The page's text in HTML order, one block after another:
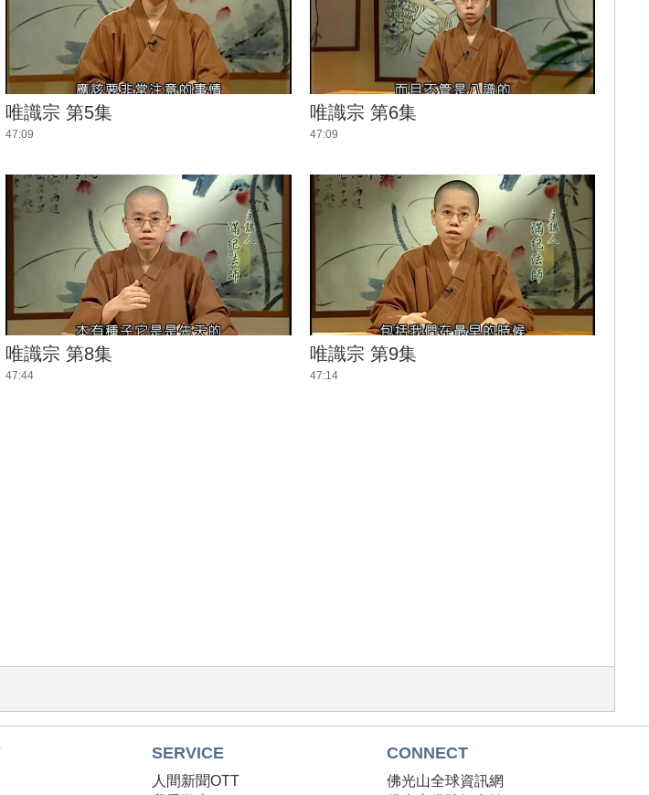
唯識宗 第5集
47:09
唯識宗 第6集
47:09
唯識宗 第8集
47:44
唯識宗 第9集
47:14
SERVICE
人間新聞OTT
CONNECT
佛光山全球資訊網